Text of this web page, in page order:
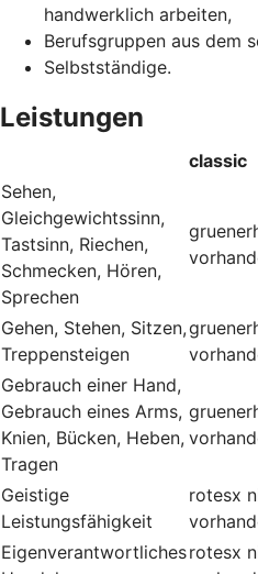
handwerklich arbeiten,
Berufsgruppen aus dem
Selbstständige.
Leistungen
classic
Sehen,
Gleichgewichtssinn,
Tastsinn, Riechen,
Schmecken, Hören,
Sprechen
Gehen, Stehen, Sitzen,
Treppensteigen
Gebrauch einer Hand,
Gebrauch eines Arms,
Knien, Bücken, Heben,
Tragen
Geistige
Leistungsfähigkeit
rotesx
Eigenverantwortlichesrotesx